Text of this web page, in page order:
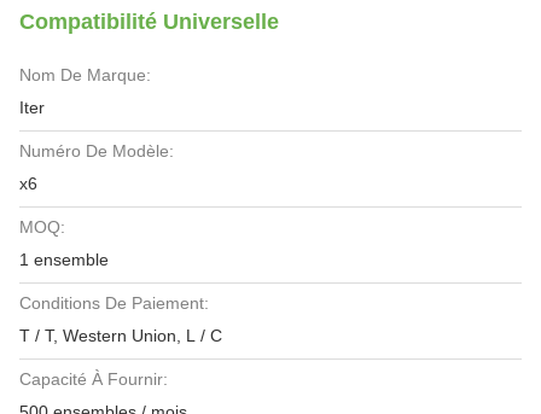
Compatibilité Universelle
Nom De Marque:
Iter
Numéro De Modèle:
x6
MOQ:
1 ensemble
Conditions De Paiement:
T / T, Western Union, L / C
Capacité À Fournir: